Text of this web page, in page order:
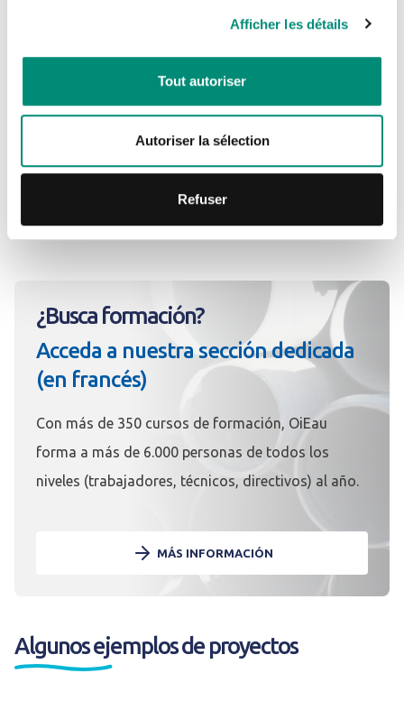
Afficher les détails
Tout autoriser
Autoriser la sélection
Refuser
Apoyo a proyectos internacionales.
Coordinación de redes de partes
¿Busca formación?
Acceda a nuestra sección dedicada
(en francés)
Con más de 350 cursos de formación, OiEau
forma a más de 6.000 personas de todos los
niveles (trabajadores, técnicos, directivos) al año.
MÁS INFORMACIÓN
Algunos ejemplos de proyectos
CRÉER UN COMPTE